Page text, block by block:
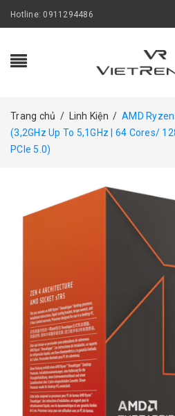
Hotline: 0911294486
Trang chủ / Linh Kiện / AMD
(3,2GHz Up To 5,1GHz | 64 Cores/
PCIe 5.0)